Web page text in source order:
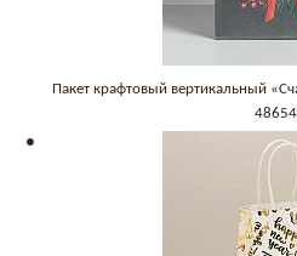
Пакет крафтовый вертикальный